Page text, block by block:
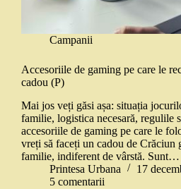
Campanii
Accesoriile de gaming pe care le
cadou (P)
Mai jos veți găsi așa: situația
familie, logistica necesară, regulile
accesoriile de gaming pe care le
vreți să faceți un cadou de Crăciun
familie, indiferent de vârstă. Sunt…
Printesa Urbana
17
5 comentarii